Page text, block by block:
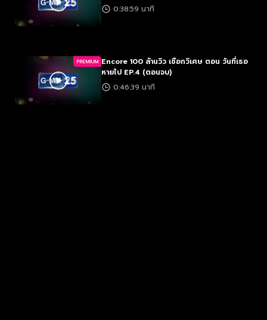
0:38:59 นาที
PREMIUM Encore 100 ล้านวิว เชือกวิเศษ ตอน วันที่เธอ
หายไป EP.4 (ตอนจบ)
0:46:39 นาที